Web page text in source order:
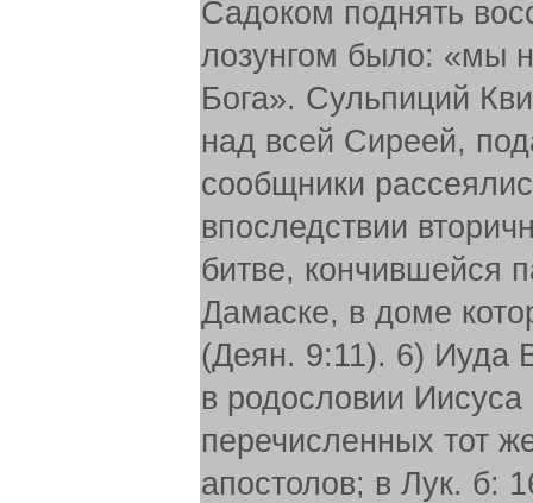
Садоком поднять
лозунгом было: «мы
Бога». Сульпиций
над всей Сиреей,
сообщники
впоследствии
битве, кончившейся
Дамаске, в доме
(Деян. 9:11). 6) Иуда
в родословии
перечисленных тот
апостолов; в Лук. б: